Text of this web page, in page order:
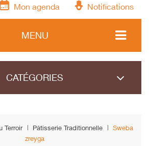
Mon agenda Notifications
MENU
CATÉGORIES
Terroir Pâtisserie Traditionnelle
Sweba
zreyga